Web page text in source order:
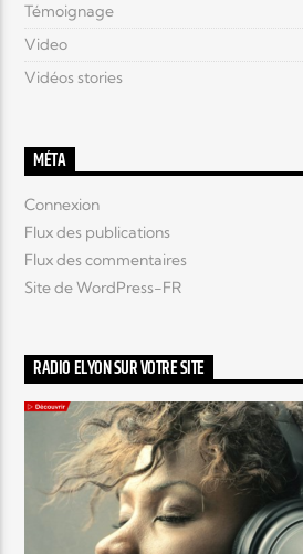
Témoignage
Video
Vidéos stories
MÉTA
Connexion
Flux des publications
Flux des commentaires
Site de WordPress-FR
RADIO ELYON SUR VOTRE SITE